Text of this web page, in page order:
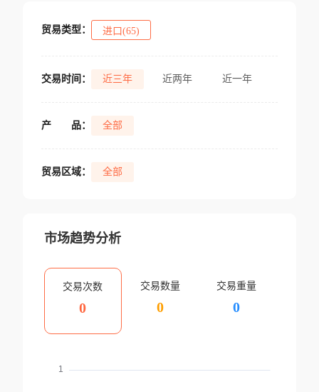
贸易类型： 进口(65)
交易时间： 近三年 近两年 近一年
产 品： 全部
贸易区域： 全部
市场趋势分析
交易次数
0
交易数量
0
交易重量
0